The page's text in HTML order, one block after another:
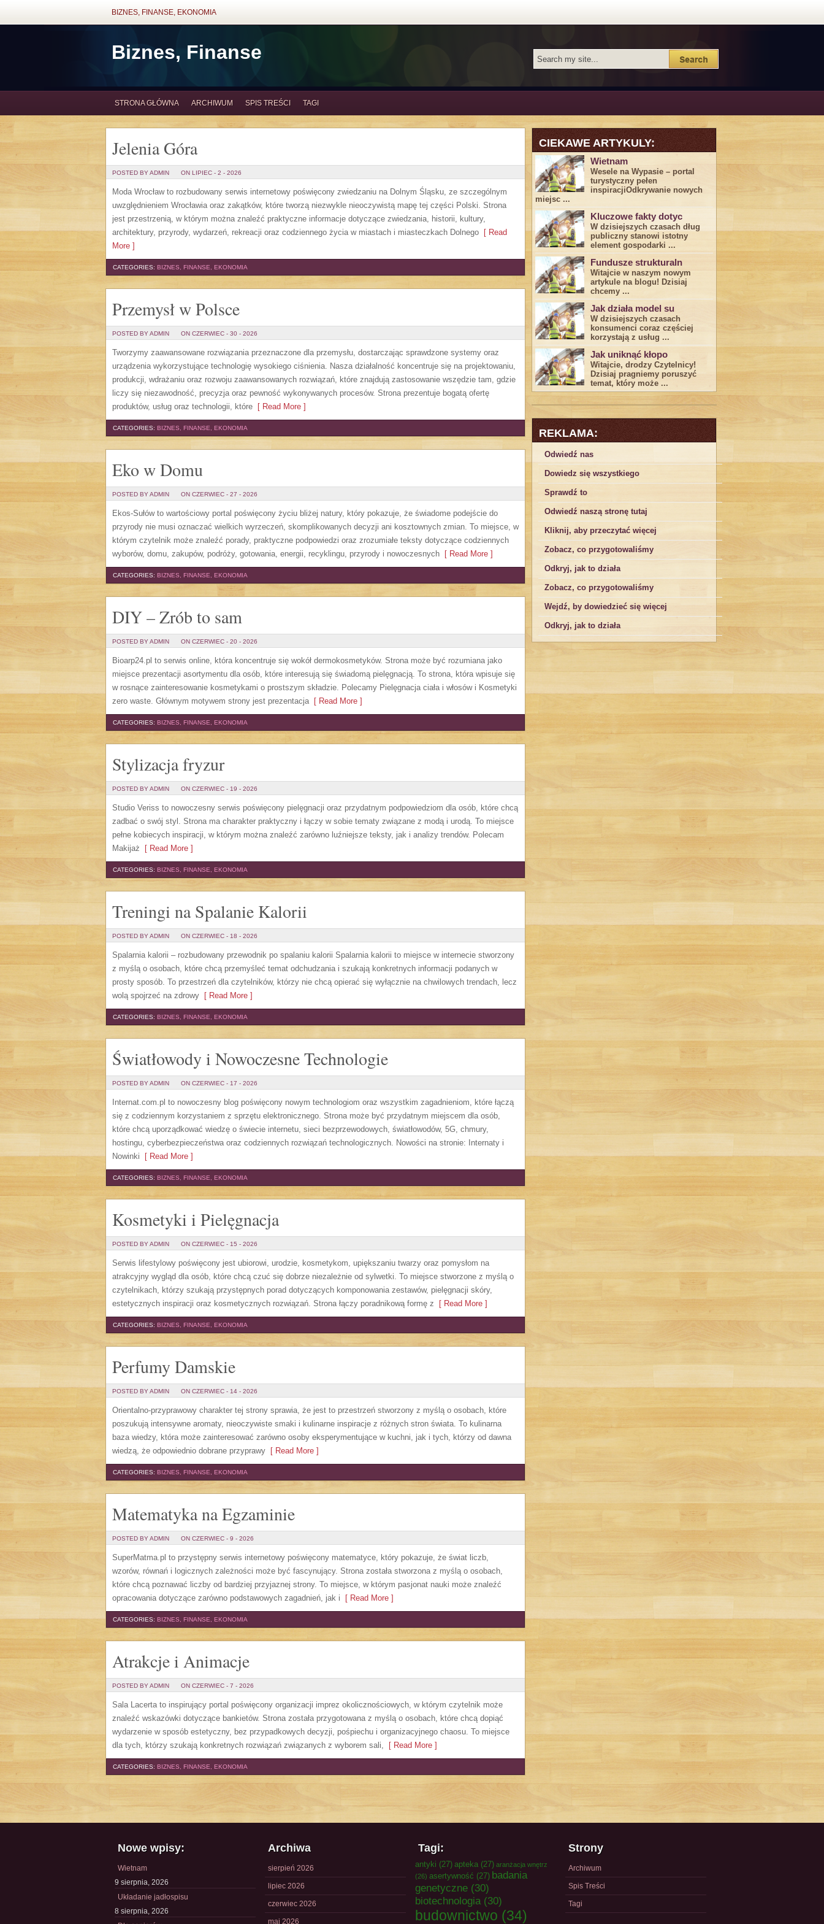
BIZNES, FINANSE, EKONOMIA
Biznes, Finanse
STRONA GŁÓWNA ARCHIWUM SPIS TREŚCI TAGI
Jelenia Góra
POSTED BY ADMIN ON LIPIEC - 2 - 2026
Moda Wrocław to rozbudowany serwis internetowy poświęcony zwiedzaniu na Dolnym Śląsku, ze szczególnym
uwzględnieniem Wrocławia oraz zakątków, które tworzą niezwykle nieoczywistą mapę tej części Polski. Strona
jest przestrzenią, w którym można znaleźć praktyczne informacje dotyczące zwiedzania, historii, kultury,
architektury, przyrody, wydarzeń, rekreacji oraz codziennego życia w miastach i miasteczkach Dolnego [ Read
More ]
CATEGORIES: BIZNES, FINANSE, EKONOMIA
Przemysł w Polsce
POSTED BY ADMIN ON CZERWIEC - 30 - 2026
Tworzymy zaawansowane rozwiązania przeznaczone dla przemysłu, dostarczając sprawdzone systemy oraz
urządzenia wykorzystujące technologię wysokiego ciśnienia. Nasza działalność koncentruje się na projektowaniu,
produkcji, wdrażaniu oraz rozwoju zaawansowanych rozwiązań, które znajdują zastosowanie wszędzie tam, gdzie
liczy się niezawodność, precyzja oraz pewność wykonywanych procesów. Strona prezentuje bogatą ofertę
produktów, usług oraz technologii, które [ Read More ]
CATEGORIES: BIZNES, FINANSE, EKONOMIA
Eko w Domu
POSTED BY ADMIN ON CZERWIEC - 27 - 2026
Ekos-Sułów to wartościowy portal poświęcony życiu bliżej natury, który pokazuje, że świadome podejście do
przyrody nie musi oznaczać wielkich wyrzeczeń, skomplikowanych decyzji ani kosztownych zmian. To miejsce, w
którym czytelnik może znaleźć porady, praktyczne podpowiedzi oraz zrozumiałe teksty dotyczące codziennych
wyborów, domu, zakupów, podróży, gotowania, energii, recyklingu, przyrody i nowoczesnych [ Read More ]
CATEGORIES: BIZNES, FINANSE, EKONOMIA
DIY – Zrób to sam
POSTED BY ADMIN ON CZERWIEC - 20 - 2026
Bioarp24.pl to serwis online, która koncentruje się wokół dermokosmetyków. Strona może być rozumiana jako
miejsce prezentacji asortymentu dla osób, które interesują się świadomą pielęgnacją. To strona, która wpisuje się
w rosnące zainteresowanie kosmetykami o prostszym składzie. Polecamy Pielęgnacja ciała i włosów i Kosmetyki
zero waste. Głównym motywem strony jest prezentacja[ Read More ]
CATEGORIES: BIZNES, FINANSE, EKONOMIA
Stylizacja fryzur
POSTED BY ADMIN ON CZERWIEC - 19 - 2026
Studio Veriss to nowoczesny serwis poświęcony pielęgnacji oraz przydatnym podpowiedziom dla osób, które chcą
zadbać o swój styl. Strona ma charakter praktyczny i łączy w sobie tematy związane z modą i urodą. To miejsce
pełne kobiecych inspiracji, w którym można znaleźć zarówno luźniejsze teksty, jak i analizy trendów. Polecam
Makijaż [ Read More ]
CATEGORIES: BIZNES, FINANSE, EKONOMIA
Treningi na Spalanie Kalorii
POSTED BY ADMIN ON CZERWIEC - 18 - 2026
Spalarnia kalorii – rozbudowany przewodnik po spalaniu kalorii Spalarnia kalorii to miejsce w internecie stworzony
z myślą o osobach, które chcą przemyśleć temat odchudzania i szukają konkretnych informacji podanych w
prosty sposób. To przestrzeń dla czytelników, którzy nie chcą opierać się wyłącznie na chwilowych trendach, lecz
wolą spojrzeć na zdrowy [ Read More ]
CATEGORIES: BIZNES, FINANSE, EKONOMIA
Światłowody i Nowoczesne Technologie
POSTED BY ADMIN ON CZERWIEC - 17 - 2026
Internat.com.pl to nowoczesny blog poświęcony nowym technologiom oraz wszystkim zagadnieniom, które łączą
się z codziennym korzystaniem z sprzętu elektronicznego. Strona może być przydatnym miejscem dla osób,
które chcą uporządkować wiedzę o świecie internetu, sieci bezprzewodowych, światłowodów, 5G, chmury,
hostingu, cyberbezpieczeństwa oraz codziennych rozwiązań technologicznych. Nowości na stronie: Internaty i
Nowinki [ Read More ]
CATEGORIES: BIZNES, FINANSE, EKONOMIA
Kosmetyki i Pielęgnacja
POSTED BY ADMIN ON CZERWIEC - 15 - 2026
Serwis lifestylowy poświęcony jest ubiorowi, urodzie, kosmetykom, upiększaniu twarzy oraz pomysłom na
atrakcyjny wygląd dla osób, które chcą czuć się dobrze niezależnie od sylwetki. To miejsce stworzone z myślą o
czytelnikach, którzy szukają przystępnych porad dotyczących komponowania zestawów, pielęgnacji skóry,
estetycznych inspiracji oraz kosmetycznych rozwiązań. Strona łączy poradnikową formę z [ Read More ]
CATEGORIES: BIZNES, FINANSE, EKONOMIA
Perfumy Damskie
POSTED BY ADMIN ON CZERWIEC - 14 - 2026
Orientalno-przyprawowy charakter tej strony sprawia, że jest to przestrzeń stworzony z myślą o osobach, które
poszukują intensywne aromaty, nieoczywiste smaki i kulinarne inspiracje z różnych stron świata. To kulinarna
baza wiedzy, która może zainteresować zarówno osoby eksperymentujące w kuchni, jak i tych, którzy od dawna
wiedzą, że odpowiednio dobrane przyprawy [ Read More ]
CATEGORIES: BIZNES, FINANSE, EKONOMIA
Matematyka na Egzaminie
POSTED BY ADMIN ON CZERWIEC - 9 - 2026
SuperMatma.pl to przystępny serwis internetowy poświęcony matematyce, który pokazuje, że świat liczb,
wzorów, równań i logicznych zależności może być fascynujący. Strona została stworzona z myślą o osobach,
które chcą poznawać liczby od bardziej przyjaznej strony. To miejsce, w którym pasjonat nauki może znaleźć
opracowania dotyczące zarówno podstawowych zagadnień, jak i [ Read More ]
CATEGORIES: BIZNES, FINANSE, EKONOMIA
Atrakcje i Animacje
POSTED BY ADMIN ON CZERWIEC - 7 - 2026
Sala Lacerta to inspirujący portal poświęcony organizacji imprez okolicznościowych, w którym czytelnik może
znaleźć wskazówki dotyczące bankietów. Strona została przygotowana z myślą o osobach, które chcą dopiąć
wydarzenie w sposób estetyczny, bez przypadkowych decyzji, pośpiechu i organizacyjnego chaosu. To miejsce
dla tych, którzy szukają konkretnych rozwiązań związanych z wyborem sali, [ Read More ]
CATEGORIES: BIZNES, FINANSE, EKONOMIA
CIEKAWE ARTYKULY:
Wietnam
Wesele na Wypasie – portal
turystyczny pełen
inspiracjiOdkrywanie nowych
miejsc ...
Kluczowe fakty dotyc
W dzisiejszych czasach dług
publiczny stanowi istotny
element gospodarki ...
Fundusze strukturaln
Witajcie w naszym nowym
artykule na blogu! Dzisiaj
chcemy ...
Jak działa model su
W dzisiejszych czasach
konsumenci ‌coraz częściej
korzystają z usług⁤ ...
Jak uniknąć kłopo
Witajcie, drodzy Czytelnicy!
Dzisiaj pragniemy poruszyć
temat, który może ...
REKLAMA:
Odwiedź nas
Dowiedz się wszystkiego
Sprawdź to
Odwiedź naszą stronę tutaj
Kliknij, aby przeczytać więcej
Zobacz, co przygotowaliśmy
Odkryj, jak to działa
Zobacz, co przygotowaliśmy
Wejdź, by dowiedzieć się więcej
Odkryj, jak to działa
Nowe wpisy:
Wietnam
9 sierpnia, 2026
Układanie jadłospisu
8 sierpnia, 2026
Archiwa
sierpień 2026
lipiec 2026
czerwiec 2026
maj 2026
Tagi:
antyki (27) apteka (27) aranżacja wnętrz
(26) asertywność (27) badania
genetyczne (30)
biotechnologia(30)
budownictwo (34)
Strony
Archiwum
Spis Treści
Tagi